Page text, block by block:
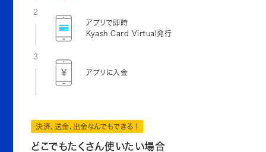
2
アプリで即時
Kyash Card Virtual発行
3
アプリに入金
決済、送金、出金なんでもできる！
どこでもたくさん使いたい場合